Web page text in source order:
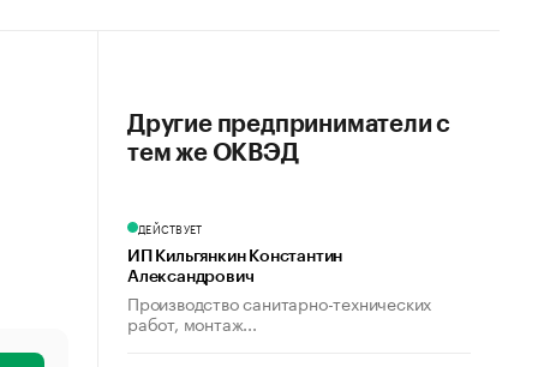
Другие предприниматели с
тем же ОКВЭД
ДЕЙСТВУЕТ
ИП Кильгянкин Константин
Александрович
Производство санитарно-технических
работ, монтаж...